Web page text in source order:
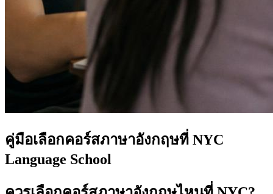
คู่มือเลือกคอร์สภาษาอังกฤษที่ NYC
Language School